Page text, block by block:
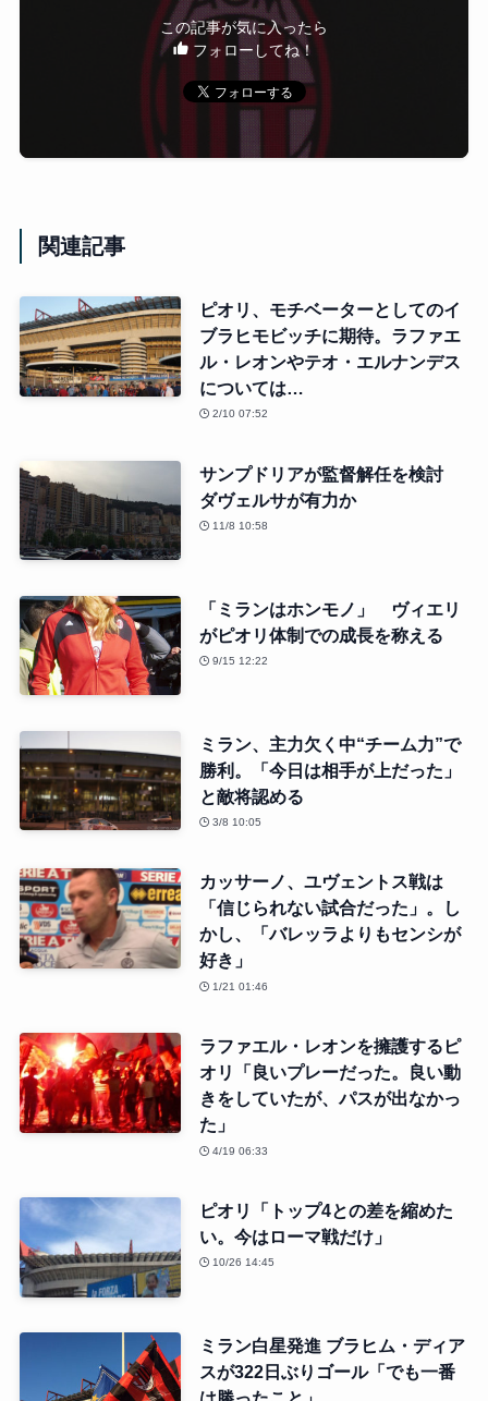
この記事が気に入ったら
フォローしてね！
関連記事
ピオリ、モチベーターとしてのイ
ブラヒモビッチに期待。ラファエ
ル・レオンやテオ・エルナンデス
については…
2/10 07:52
サンプドリアが監督解任を検討
ダヴェルサが有力か
11/8 10:58
「ミランはホンモノ」 ヴィエリ
がピオリ体制での成長を称える
9/15 12:22
ミラン、主力欠く中“チーム力”で
勝利。「今日は相手が上だった」
と敵将認める
3/8 10:05
カッサーノ、ユヴェントス戦は
「信じられない試合だった」。し
かし、「バレッラよりもセンシが
好き」
1/21 01:46
ラファエル・レオンを擁護するピ
オリ「良いプレーだった。良い動
きをしていたが、パスが出なかっ
た」
4/19 06:33
ピオリ「トップ4との差を縮めた
い。今はローマ戦だけ」
10/26 14:45
ミラン白星発進 ブラヒム・ディア
スが322日ぶりゴール「でも一番